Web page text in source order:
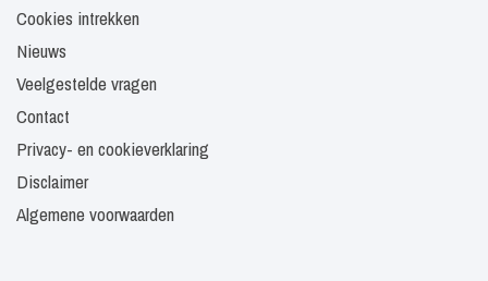
Cookies intrekken
Nieuws
Veelgestelde vragen
Contact
Privacy- en cookieverklaring
Disclaimer
Algemene voorwaarden